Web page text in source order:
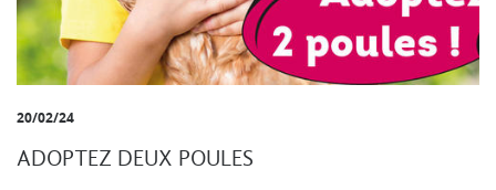
20/02/24
ADOPTEZ DEUX POULES